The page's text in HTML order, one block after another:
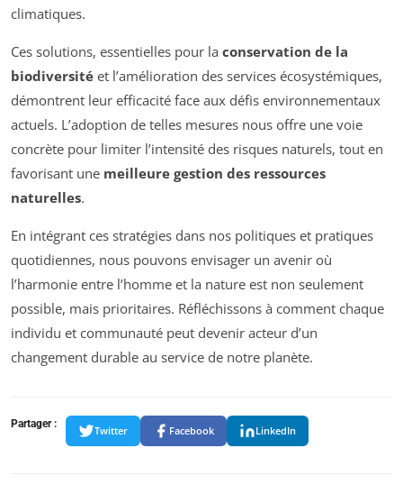
climatiques.
Ces solutions, essentielles pour la conservation de la
biodiversité et l’amélioration des services écosystémiques,
démontrent leur efficacité face aux défis environnementaux
actuels. L’adoption de telles mesures nous offre une voie
concrète pour limiter l’intensité des risques naturels, tout en
favorisant une meilleure gestion des ressources
naturelles.
En intégrant ces stratégies dans nos politiques et pratiques
quotidiennes, nous pouvons envisager un avenir où
l’harmonie entre l’homme et la nature est non seulement
possible, mais prioritaires. Réfléchissons à comment chaque
individu et communauté peut devenir acteur d’un
changement durable au service de notre planète.
Partager :
Twitter Facebook LinkedIn